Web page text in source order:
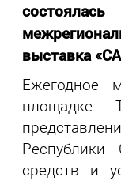
выставка
Ежегодное
площадке
Республики
средств и